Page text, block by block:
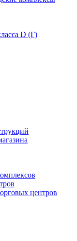
D (Г)
центров